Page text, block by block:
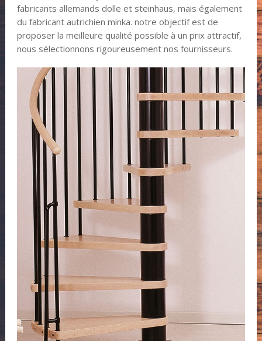
fabricants allemands dolle et steinhaus, mais également
du fabricant autrichien minka. notre objectif est de
proposer la meilleure qualité possible à un prix attractif,
nous sélectionnons rigoureusement nos fournisseurs.